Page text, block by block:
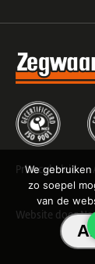
Privacybeleid
Website door
We
zo soepel
van de